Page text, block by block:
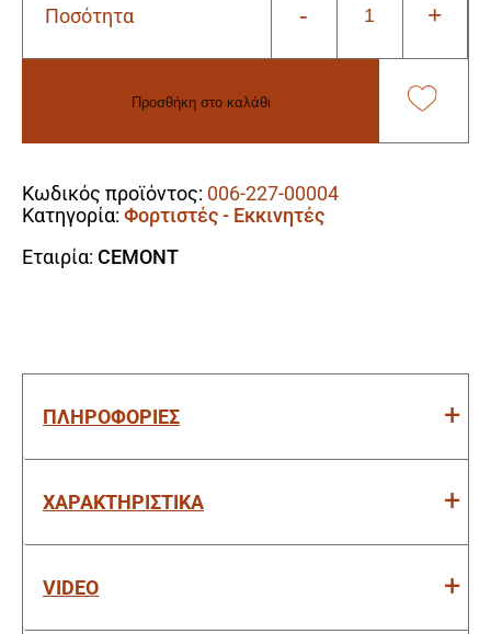
Ποσότητα -
Cemont
(Για
Μπαταρίες
Έως
300Ah)
+
Προσθήκη στο καλάθι
Κωδικός προϊόντος: 006-227-00004
Κατηγορία: Φορτιστές - Εκκινητές
Εταιρία: CEMONT
ΠΛΗΡΟΦΟΡΙΕΣ
ΧΑΡΑΚΤΗΡΙΣΤΙΚΑ
VIDEO